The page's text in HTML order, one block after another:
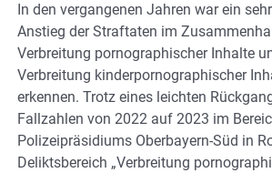
In den vergangenen Jahren war ein
Anstieg der Straftaten im
Verbreitung pornographischer Inhalte
Verbreitung kinderpornographischer
erkennen. Trotz eines leichten
Fallzahlen von 2022 auf 2023 im
Polizeipräsidiums Oberbayern-Süd in
Deliktsbereich „Verbreitung